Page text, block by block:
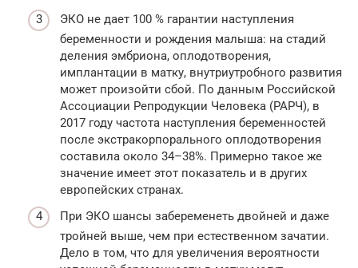
ЭКО не дает 100 % гарантии наступления
беременности и рождения малыша: на стадий
деления эмбриона, оплодотворения,
имплантации в матку, внутриутробного развития
может произойти сбой. По данным Российской
Ассоциации Репродукции Человека (РАРЧ), в
2017 году частота наступления беременностей
после экстракорпорального оплодотворения
составила около 34–38%. Примерно такое же
значение имеет этот показатель и в других
европейских странах.
При ЭКО шансы забеременеть двойней и даже
тройней выше, чем при естественном зачатии.
Дело в том, что для увеличения вероятности